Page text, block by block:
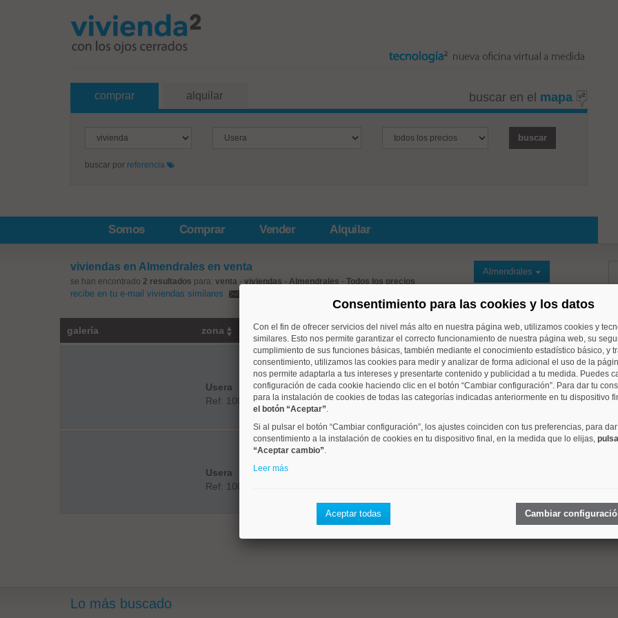
buscar en el mapa
comprar alquilar
buscar por referencia
Somos Comprar Vender Alquilar
viviendas en Almendrales en venta
se han encontrado 2 resultados para: venta - viviendas - Almendrales - Todos los precios
recibe en tu e-mail viviendas similares
Almendrales
galería zona barrio metros
Usera
Ref: 10008761
Almendrales 129 m² 4 dorm.
Usera
Ref: 10008808
Lo más buscado
Consentimiento para las cookies y los datos
Con el fin de ofrecer servicios del nivel más alto en nuestra página web, utilizamos cookies y
similares. Esto nos permite garantizar el correcto funcionamiento de nuestra página web, su
cumplimiento de sus funciones básicas, también mediante el conocimiento estadístico básico, y
consentimiento, utilizamos las cookies para medir y analizar de forma adicional el uso de la
nos permite adaptarla a tus intereses y presentarte contenido y publicidad a tu medida. Puedes
configuración de cada cookie haciendo clic en el botón “Cambiar configuración”. Para dar tu
para la instalación de cookies de todas las categorías indicadas anteriormente en tu dispositivo
el botón “Aceptar”.
Si al pulsar el botón “Cambiar configuración”, los ajustes coinciden con tus preferencias, para dar
consentimiento a la instalación de cookies en tu dispositivo final, en la medida que lo elijas,
“Aceptar cambio”.
Leer más
Aceptar todas Cambiar